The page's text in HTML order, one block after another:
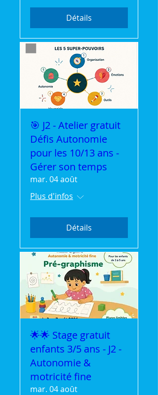
Détails
🎯 J2 - Atelier gratuit
Défis Autonomie
pour les 10/13 ans -
Gérer son temps
mar. 04 août
Plus d'infos
Détails
🌟🌟 Stage gratuit
enfants 3/5 ans - J2 -
Autonomie &
motricité fine
mar. 04 août